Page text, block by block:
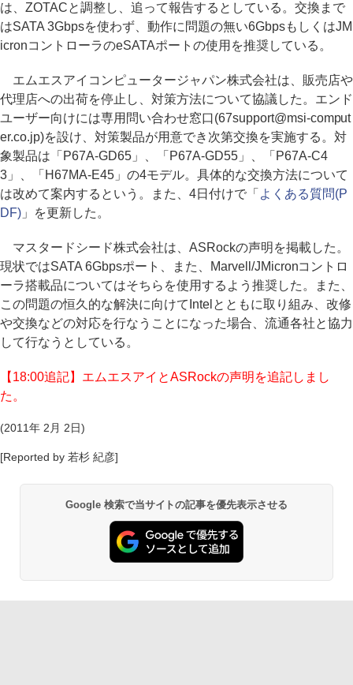
は、ZOTACと調整し、追って報告するとしている。交換まで
はSATA 3Gbpsを使わず、動作に問題の無い6GbpsもしくはJM
icronコントローラのeSATAポートの使用を推奨している。
エムエスアイコンピュータージャパン株式会社は、販売店や
代理店への出荷を停止し、対策方法について協議した。エンド
ユーザー向けには専用問い合わせ窓口(67support@msi-comput
er.co.jp)を設け、対策製品が用意でき次第交換を実施する。対
象製品は「P67A-GD65」、「P67A-GD55」、「P67A-C4
3」、「H67MA-E45」の4モデル。具体的な交換方法について
は改めて案内するという。また、4日付けで「 よくある質問(P
DF)」を更新した。
マスタードシード株式会社は、ASRockの声明を掲載した。
現状ではSATA 6Gbpsポート、また、Marvell/JMicronコントロ
ーラ搭載品についてはそちらを使用するよう推奨した。また、
この問題の恒久的な解決に向けてIntelとともに取り組み、改修
や交換などの対応を行なうことになった場合、流通各社と協力
して行なうとしている。
【18:00追記】エムエスアイとASRockの声明を追記しまし
た。
(2011年 2月 2日)
[Reported by 若杉 紀彦]
Google 検索で当サイトの記事を優先表示させる